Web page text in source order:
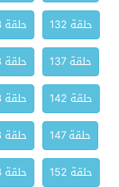
حلقة 132
حلقة 133
حلقة 137
حلقة 138
حلقة 142
حلقة 143
حلقة 147
حلقة 148
حلقة 152
حلقة 153